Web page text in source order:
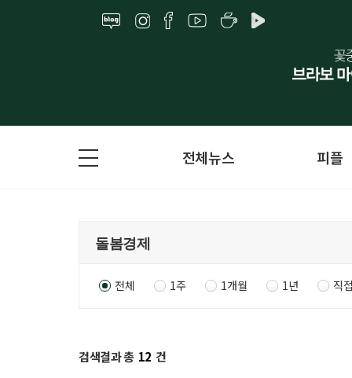
전체뉴스 피플
전체 1주 1개월 1년 직
검색결과 총 12 건